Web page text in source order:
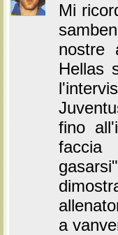
Mi
nostre
Hellas
fino
faccia
a